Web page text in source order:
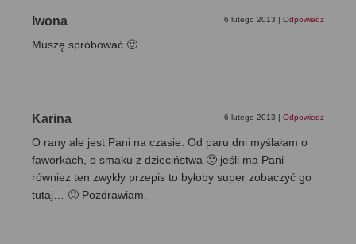
Iwona 6 lutego 2013 Odpowiedz
Muszę spróbować 🙂
Karina 6 lutego 2013 Odpowiedz
O rany ale jest Pani na czasie. Od paru dni myślałam o
faworkach, o smaku z dzieciństwa 🙂 jeśli ma Pani
również ten zwykły przepis to byłoby super zobaczyć go
tutaj… 🙂 Pozdrawiam.